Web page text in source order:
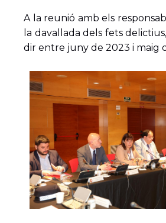
A la reunió amb els
la davallada dels fets
dir entre juny de 2023 i maig